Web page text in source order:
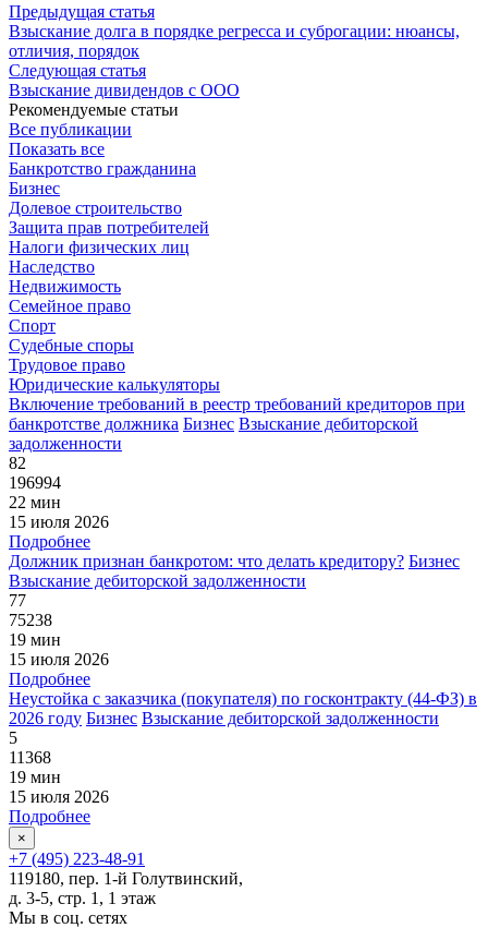
Предыдущая статья
Взыскание долга в порядке регресса и суброгации: нюансы,
отличия, порядок
Следующая статья
Взыскание дивидендов с ООО
Рекомендуемые статьи
Все публикации
Показать все
Банкротство гражданина
Бизнес
Долевое строительство
Защита прав потребителей
Налоги физических лиц
Наследство
Недвижимость
Семейное право
Спорт
Судебные споры
Трудовое право
Юридические калькуляторы
Включение требований в реестр требований кредиторов при
банкротстве должника Бизнес Взыскание дебиторской
задолженности
82
196994
22 мин
15 июля 2026
Подробнее
Должник признан банкротом: что делать кредитору? Бизнес
Взыскание дебиторской задолженности
77
75238
19 мин
15 июля 2026
Подробнее
Неустойка с заказчика (покупателя) по госконтракту (44-ФЗ) в
2026 году Бизнес Взыскание дебиторской задолженности
5
11368
19 мин
15 июля 2026
Подробнее
×
+7 (495) 223-48-91
119180, пер. 1-й Голутвинский,
д. 3-5, стр. 1, 1 этаж
Мы в соц. сетях